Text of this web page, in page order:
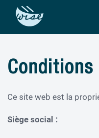
Ce site web est la
Siège social :